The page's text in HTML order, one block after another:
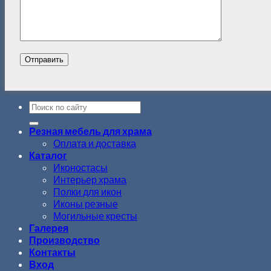
Резная мебель для храма
Оплата и доставка
Каталог
Иконостасы
Интерьер храма
Полки для икон
Иконы резные
Могильные кресты
Галерея
Производство
Контакты
Вход